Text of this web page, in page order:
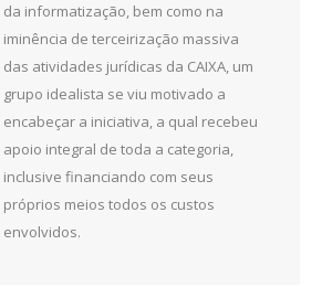
da informatização, bem como na
iminência de terceirização massiva
das atividades jurídicas da CAIXA, um
grupo idealista se viu motivado a
encabeçar a iniciativa, a qual recebeu
apoio integral de toda a categoria,
inclusive financiando com seus
próprios meios todos os custos
envolvidos.